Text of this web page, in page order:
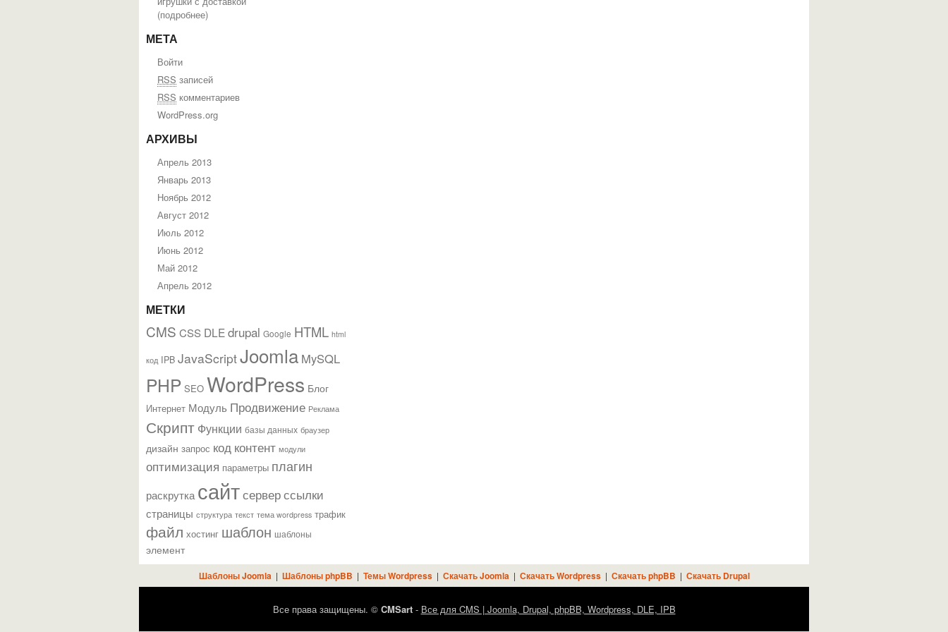
(подробнее)
МЕТА
Войти
RSS записей
RSS комментариев
WordPress.org
АРХИВЫ
Апрель 2013
Январь 2013
Ноябрь 2012
Август 2012
Июль 2012
Июнь 2012
Май 2012
Апрель 2012
МЕТКИ
CMS CSS DLEdrupal Google HTML html
код IPB JavaScriptJoomla MySQL
PHP SEO WordPress Блог
Интернет Модуль Продвижение Реклама
Скрипт Функции базы данных браузер
дизайн запрос код контент модули
оптимизация параметры плагин
раскрутка сайтсерверссылки
страницы структура текст тема wordpress трафик
файл хостинг шаблон шаблоны
элемент
Шаблоны Joomla | Шаблоны phpBB | Темы Wordpress| Скачать Joomla | Скачать Wordpress| Скачать phpBB | Скачать Drupal
Все права защищены. © CMSart- Все для CMS | Joomla, Drupal, phpBB, Wordpress, DLE, IPB